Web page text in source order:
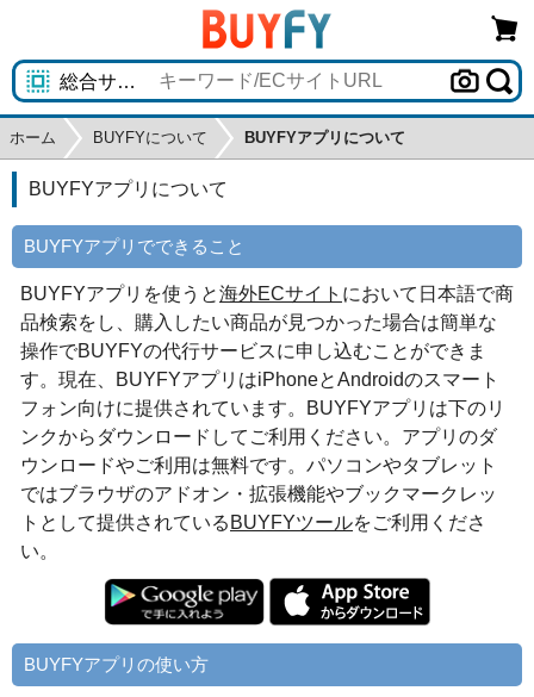
ホーム BUYFYについて BUYFYアプリについて
BUYFYアプリについて
BUYFYアプリでできること
BUYFYアプリを使うと海外ECサイト において日本語で商
品検索をし、購入したい商品が見つかった場合は簡単な
操作でBUYFYの代行サービスに申し込むことができま
す。現在、BUYFYアプリはiPhoneとAndroidのスマート
フォン向けに提供されています。BUYFYアプリは下のリ
ンクからダウンロードしてご利用ください。アプリのダ
ウンロードやご利用は無料です。パソコンやタブレット
ではブラウザのアドオン・拡張機能やブックマークレッ
トとして提供されている BUYFYツールをご利用くださ
い。
BUYFYアプリの使い方